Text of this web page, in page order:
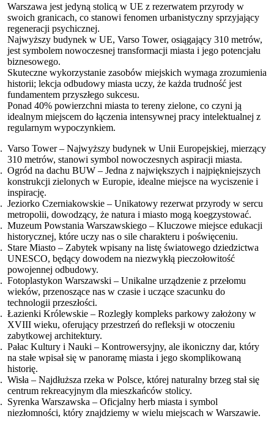
Warszawa jest jedyną stolicą w UE z rezerwatem przyrody w
swoich granicach, co stanowi fenomen urbanistyczny sprzyjający
regeneracji psychicznej.
Najwyższy budynek w UE, Varso Tower, osiągający 310 metrów,
jest symbolem nowoczesnej transformacji miasta i jego potencjału
biznesowego.
Skuteczne wykorzystanie zasobów miejskich wymaga zrozumienia
historii; lekcja odbudowy miasta uczy, że każda trudność jest
fundamentem przyszłego sukcesu.
Ponad 40% powierzchni miasta to tereny zielone, co czyni ją
idealnym miejscem do łączenia intensywnej pracy intelektualnej z
regularnym wypoczynkiem.
Varso Tower – Najwyższy budynek w Unii Europejskiej, mierzący
310 metrów, stanowi symbol nowoczesnych aspiracji miasta.
Ogród na dachu BUW – Jedna z największych i najpiękniejszych
konstrukcji zielonych w Europie, idealne miejsce na wyciszenie i
inspirację.
Jeziorko Czerniakowskie – Unikatowy rezerwat przyrody w sercu
metropolii, dowodzący, że natura i miasto mogą koegzystować.
Muzeum Powstania Warszawskiego – Kluczowe miejsce edukacji
historycznej, które uczy nas o sile charakteru i poświęceniu.
Stare Miasto – Zabytek wpisany na listę światowego dziedzictwa
UNESCO, będący dowodem na niezwykłą pieczołowitość
powojennej odbudowy.
Fotoplastykon Warszawski – Unikalne urządzenie z przełomu
wieków, przenoszące nas w czasie i uczące szacunku do
technologii przeszłości.
Łazienki Królewskie – Rozległy kompleks parkowy założony w
XVIII wieku, oferujący przestrzeń do refleksji w otoczeniu
zabytkowej architektury.
Pałac Kultury i Nauki – Kontrowersyjny, ale ikoniczny dar, który
na stałe wpisał się w panoramę miasta i jego skomplikowaną
historię.
Wisła – Najdłuższa rzeka w Polsce, której naturalny brzeg stał się
centrum rekreacyjnym dla mieszkańców stolicy.
Syrenka Warszawska – Oficjalny herb miasta i symbol
niezłomności, który znajdziemy w wielu miejscach w Warszawie.